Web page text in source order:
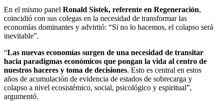
En el mismo panel Ronald Sistek, referente en Regeneración,
coincidió con sus colegas en la necesidad de transformar las
economías dominantes y advirtió: “Si no lo hacemos, el colapso será
inevitable”.
“Las nuevas economías surgen de una necesidad de transitar
hacia paradigmas económicos que pongan la vida al centro de
nuestros haceres y toma de decisiones. Esto es central en estos
años de acumulación de evidencia de estados de sobrecarga y
colapso a nivel ecosistémico, social, psicológico y espiritual”,
argumentó.